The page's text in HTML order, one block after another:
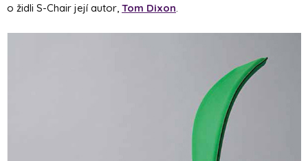
o židli S-Chair její autor, Tom Dixon.